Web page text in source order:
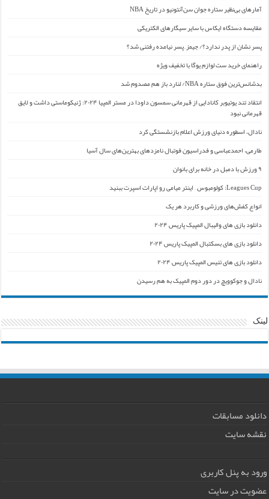
آمارهای بی‌نظیر ستاره جوان سن‌آنتونیو در تاریخ NBA
مقایسه دستگاه ایکاس با سایر سیگارهای الکتریکی
پسر نشان از پدر ندارد؟/ جیمز ِ پسر نیامده رفتنی شد؟
راهنمای خرید ست لوازم یوگا با تخفیف ویژه
بدشانس‌ترین فوق ستاره NBA/ لنارد باز هم مصدوم شد
انتقاد تند یوتیوبر کانادایی از قهرمانی سمسون داودا در مستر المپیا ۲۰۲۴: ژنیکوماستی داشت و لایق
قهرمانی نبود
نادال، اسطوره دنیای ورزش اعلام بازنشستگی کرد
طارمی، احمدعباسی و فدراسیون فوتبال نامزدهای بهترین‌های سال آسیا
۹ ورزش با دمبل در خانه برای بانوان
Leagues Cup: کولومبوس – اینتر میامی رو اپارات اسپرت ببنید
انواع کفش‌های ورزشی و کاربرد هر یک
دانلود بازی های والیبال المپیک پاریس ۲۰۲۴
دانلود بازی های بسکتبال المپیک پاریس ۲۰۲۴
دانلود بازی های تنیس المپیک پاریس ۲۰۲۴
نادال و جوکوویچ در دور دوم المپیک به هم رسیدن
لینک
دانلود مسابقات
نقشه سایت
ورود به پنل کاربری
عضویت در سایت